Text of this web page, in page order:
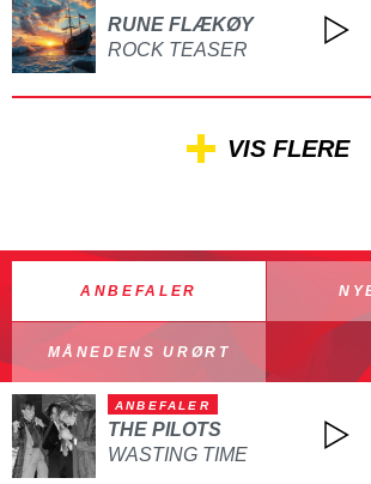
RUNE FLÆKØY
ROCK TEASER
VIS FLERE
ANBEFALER
MÅNEDENS URØRT
ANBEFALER
THE PILOTS
WASTING TIME